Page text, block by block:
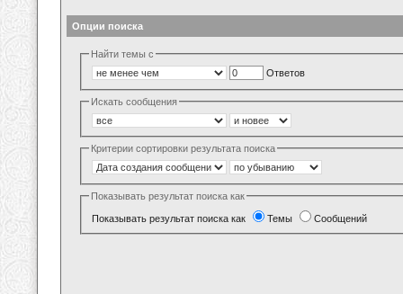
Опции поиска
Найти темы с
Ответов
Искать сообщения
Критерии сортировки результата поиска
Показывать результат поиска как
Показывать результат поиска как Темы Сообщений